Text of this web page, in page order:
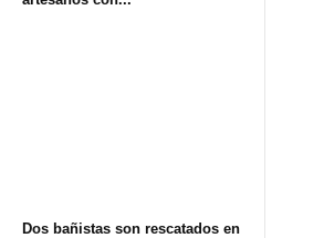
Dos bañistas son rescatados en